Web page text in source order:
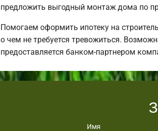
предложить выгодный монтаж дома по
Помогаем оформить ипотеку на
о чем не требуется тревожиться.
предоставляется банком-партнером
Имя